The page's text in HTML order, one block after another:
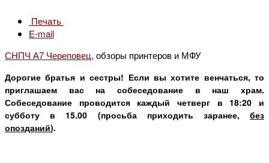
Печать
E-mail
СНПЧ А7 Череповец, обзоры принтеров и МФУ
Дорогие братья и сестры! Если вы хотите венчаться, то
приглашаем вас на собеседование в наш храм.
Собеседование проводится каждый четверг в 18:20 и
субботу в 15.00 (просьба приходить заранее, без
опозданий).